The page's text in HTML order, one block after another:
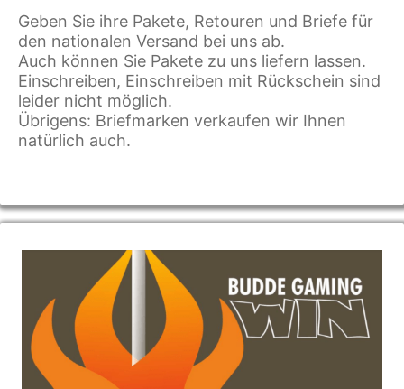
Geben Sie ihre Pakete, Retouren und Briefe für
den nationalen Versand bei uns ab.
Auch können Sie Pakete zu uns liefern lassen.
Einschreiben, Einschreiben mit Rückschein sind
leider nicht möglich.
Übrigens: Briefmarken verkaufen wir Ihnen
natürlich auch.